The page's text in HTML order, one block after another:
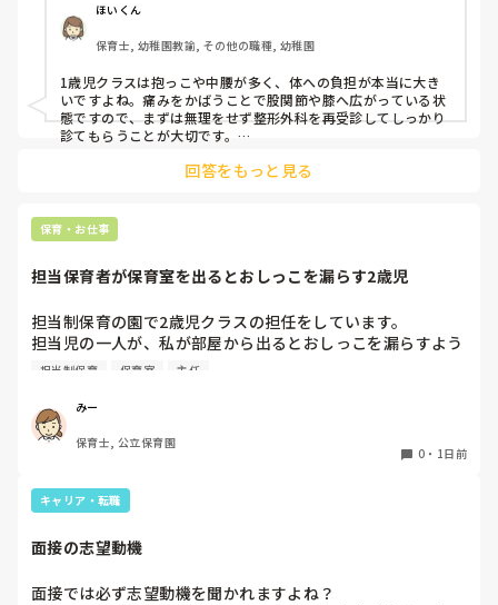
驚きました。
通院して、コルセット、湿布、痛み止め、電気などで１週間
乗り切ったら
週末には、左が痛みだし、これも痛み止めや湿布で抑えて仕
事をしていたら、
床から支えなしに立ち上がりにくくなり、痛みが走ります。
自転車通勤ですが、それも、膝や太ももに痛みが来始めまし
た。
今は８月。
家でもやることはあります。
日常生活すら支障をきたすほどになりました。
椅子に座って作業をすれば？
と、園で言われました。
なので、子ども椅子程度の高さの踏み台に座って、試してみ
ただじっと座っていても、5分も座ればお尻に痛みがきま
す。
この高さの作業だと意外に、
なること多いことに気づきました。
ほいくん
保育士, 幼稚園教諭, その他の職種, 幼稚園
1歳児クラスは抱っこや中腰が多く、体への負担が本当に大き
いですよね。痛みをかばうことで股関節や膝へ広がっている状
態ですので、まずは無理をせず整形外科を再受診してしっかり
診てもらうことが大切です。
用したり、抱っこや重い作業は周囲の先生に相談して頼むよう
回答をもっと見る
保育・お仕事
担当保育者が保育室を出るとおしっこを漏らす2歳児
担当制保育の園で2歳児クラスの担任をしています。
担当児の一人が、私が部屋から出るとおしっこを漏らすよう
になりました。
4月から私への執着が強かったのですが、特に寝かしつけの
時に私がそばに行かないと繰り返し大きい声で呼んだり私が
寝かしつけしている子にちょっかいを出したり、何回もトイ
もしばしば…
パンツで寝れる子が増えてきて、寝かしつけの時にトイレに
うとするとその子も行きたがります。
ので、その子には待っててねといい外に出ていました。今日
担当制保育 保育室 主任
みー
保育士, 公立保育園
0 ・ 1日前
キャリア・転職
面接の志望動機
面接では必ず志望動機を聞かれますよね？